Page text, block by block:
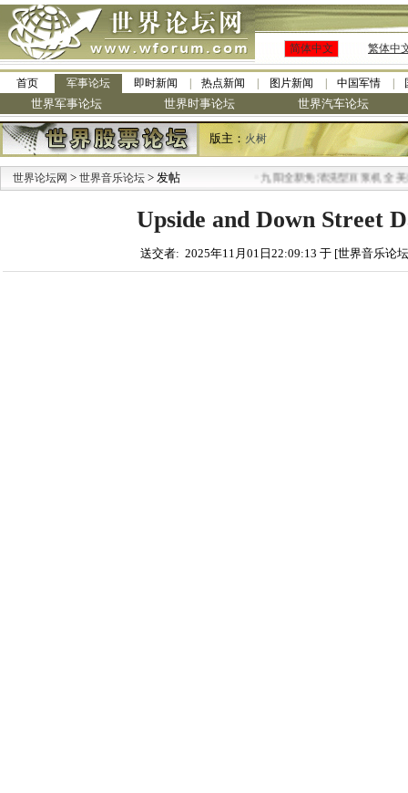
简体中文 繁体中
首页 军事论坛 即时新闻 热点新闻 图片新闻 中国军情
世界军事论坛 世界时事论坛 世界汽车论坛
版主： 火树
世界论坛网 > 世界音乐论坛 > 发帖 九阳全新免清洗型豆浆机 全美最低
Upside and Down Street
送交者: 2025年11月01日22:09:13 于 [世界音乐论